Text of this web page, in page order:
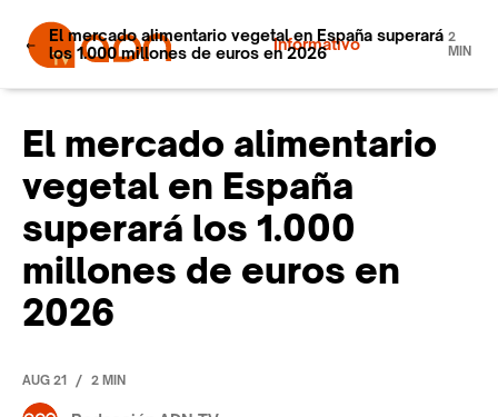
Informativo
El mercado alimentario vegetal en España superará
los 1.000 millones de euros en 2026
2
MIN
El mercado alimentario
vegetal en España
superará los 1.000
millones de euros en
2026
AUG 21 / 2 MIN